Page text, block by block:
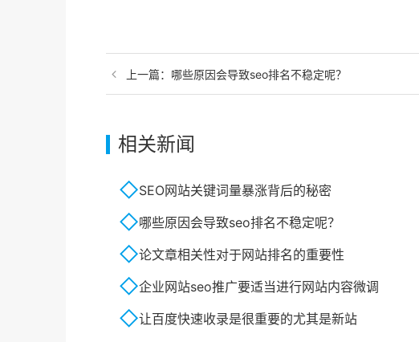
上一篇： 哪些原因会导致seo排名不稳定呢？
相关新闻
SEO网站关键词量暴涨背后的秘密
哪些原因会导致seo排名不稳定呢？
论文章相关性对于网站排名的重要性
企业网站seo推广要适当进行网站内容微调
让百度快速收录是很重要的尤其是新站